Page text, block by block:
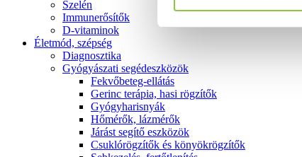
Szelén
Immunerősítők
D-vitaminok
Életmód, szépség
Diagnosztika
Gyógyászati segédeszközök
Fekvőbeteg-ellátás
Gerinc terápia, hasi rögzítők
Gyógyharisnyák
Hőmérők, lázmérők
Járást segítő eszközök
Csuklórögzítők és könyökrögzítők